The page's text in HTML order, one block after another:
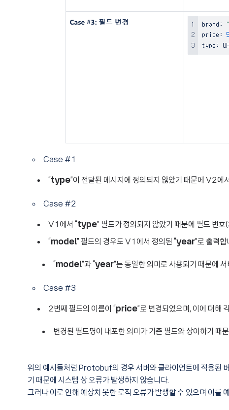
Case #1
“type”이 전달된 메시지에 정의되지 않았기 때문에 V2에
Case #2
V1에서 “type” 필드가 정의되지 않았기 때문에 필드 번
“model” 필드의 경우도 V1에서 정의된 “year”로 출력합
“model”과 “year”는 동일한 의미로 사용되기 때문에
Case #3
2번째 필드의 이름이 “price”로 변경되었으며, 이에 대해
변경된 필드명이 내포한 의미가 기존 필드와 상이하기 때
위의 예시들처럼 Protobuf의 경우 서버와 클라이언트에 적용된
기 때문에 시스템 상 오류가 발생하지 않습니다.
그러나 이로 인해 예상치 못한 로직 오류가 발생할 수 있으며 이를